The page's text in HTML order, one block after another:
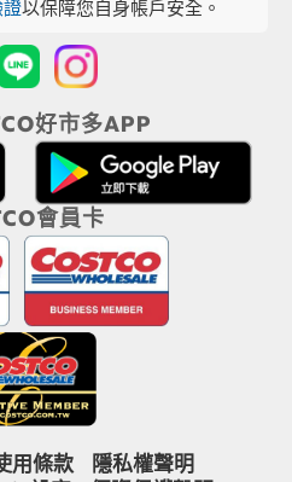
以保障您自身帳戶安全。
好市多APP
會員卡
用條款
隱私權聲明